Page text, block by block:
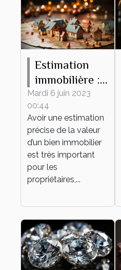
Estimation
immobilière :
ce qu’il faut
savoir
Mardi 6 juin 2023
00:44
Avoir une estimation
précise de la valeur
d’un bien immobilier
est très important
pour les
propriétaires,...